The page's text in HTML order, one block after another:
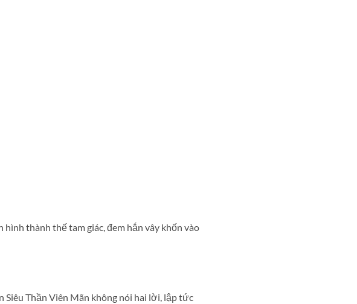
thành thế tam giác, đem hắn vây khốn vào
Siêu Thần Viên Mãn không nói hai lời, lập tức